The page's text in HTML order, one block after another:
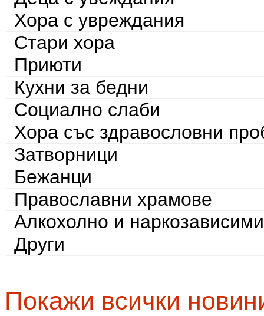
Хора с увреждания
Стари хора
Приюти
Кухни за бедни
Социално слаби
Хора със здравословни
Затворници
Бежанци
Православни храмове
Алкохолно и наркозависими
Други
Покажи всички